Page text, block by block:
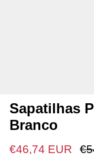
Sapatilhas
Branco
€46,74 EUR